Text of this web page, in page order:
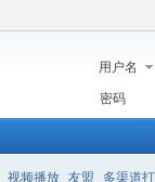
用户名
密码
视频播放 友盟 多渠道